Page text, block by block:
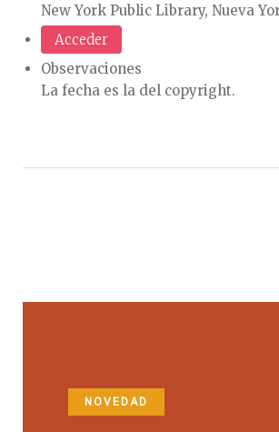
New York Public Library, Nueva
Acceder
Observaciones
La fecha es la del copyright.
NOVEDAD